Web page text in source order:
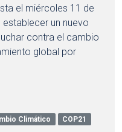
el miércoles 11 de
un nuevo
contra el cambio
global por
Climático
COP21